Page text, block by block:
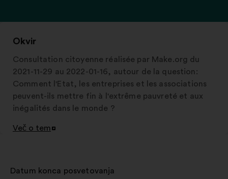
Okvir
Consultation citoyenne réalisée par Make.org du
2021-11-29 au 2022-01-16, autour de la question:
Comment l'Etat, les entreprises et les associations
peuvent-ils mettre fin à l'extrême pauvreté et aux
inégalités dans le monde ?
Več o tem
Odpri
zavihku
Datum konca posvetovanja
: